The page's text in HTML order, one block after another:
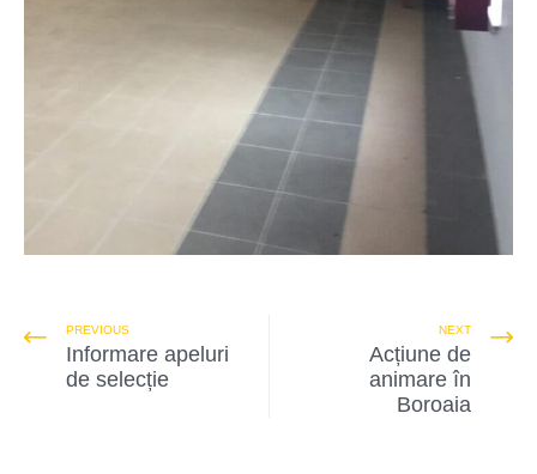
PREVIOUS
Informare apeluri
de selecție
NEXT
Acțiune de
animare în
Boroaia